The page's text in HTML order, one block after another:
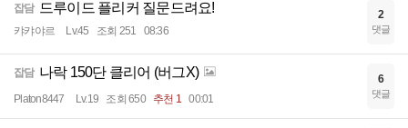
잡담 드루이드 플리커 질문드려요!
캬캬야르 Lv.45 조회 251 08:36
2
댓글
잡담 나락 150단 클리어 (버그X)
Platon8447 Lv.19 조회 650 추천 1 00:01
6
댓글